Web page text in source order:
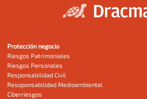
Protección negocio
Riesgos Patrimoniales
Riesgos Personales
Responsabilidad Civil
Resoponsabilidad Medioambiental
Ciberriesgos